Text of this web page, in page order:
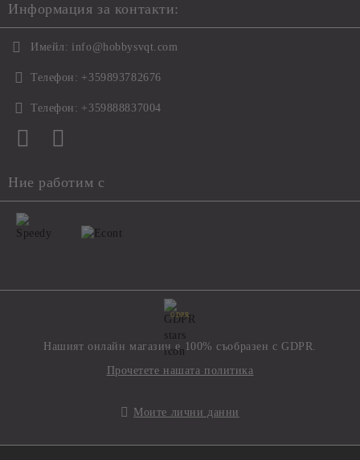
Информация за контакти:
Имейл: info@hobbysvqt.com
Телефон: +359893782676
Телефон: +359888837004
Ние работим с
GDPR
Нашият онлайн магазин е 100% съобразен с GDPR.
Прочетете нашата политика
Моите лични данни